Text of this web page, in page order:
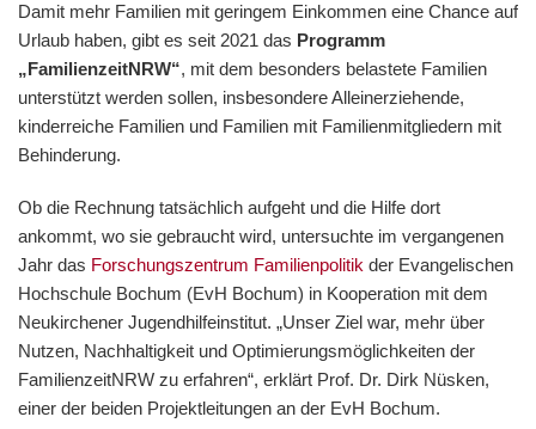
Damit mehr Familien mit geringem Einkommen eine Chance auf
Urlaub haben, gibt es seit 2021 das Programm
„FamilienzeitNRW“, mit dem besonders belastete Familien
unterstützt werden sollen, insbesondere Alleinerziehende,
kinderreiche Familien und Familien mit Familienmitgliedern mit
Behinderung.
Ob die Rechnung tatsächlich aufgeht und die Hilfe dort
ankommt, wo sie gebraucht wird, untersuchte im vergangenen
Jahr das Forschungszentrum Familienpolitik der Evangelischen
Hochschule Bochum (EvH Bochum) in Kooperation mit dem
Neukirchener Jugendhilfeinstitut. „Unser Ziel war, mehr über
Nutzen, Nachhaltigkeit und Optimierungsmöglichkeiten der
FamilienzeitNRW zu erfahren“, erklärt Prof. Dr. Dirk Nüsken,
einer der beiden Projektleitungen an der EvH Bochum.